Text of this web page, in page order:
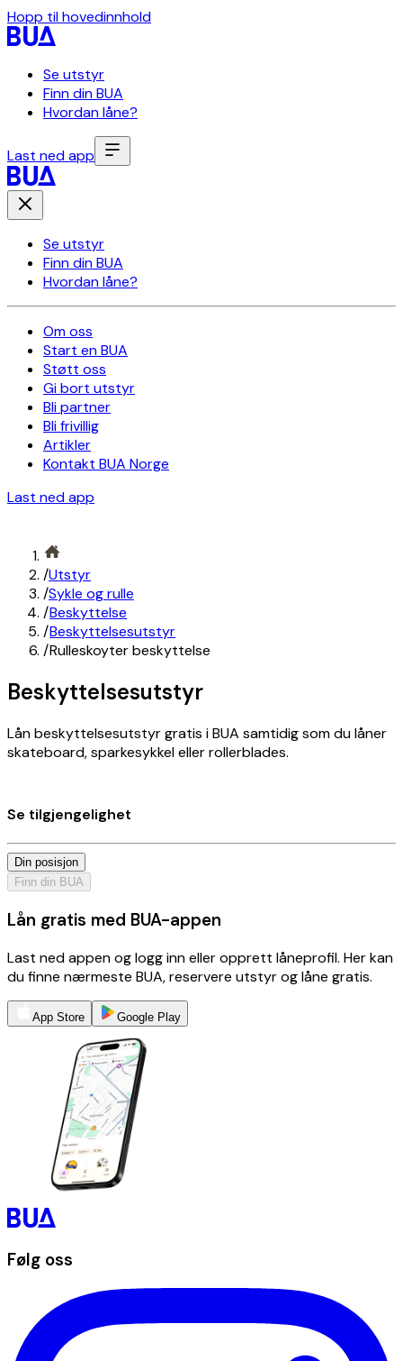
Hopp til hovedinnhold
Se utstyr
Finn din BUA
Hvordan låne?
Last ned app
Se utstyr
Finn din BUA
Hvordan låne?
Om oss
Start en BUA
Støtt oss
Gi bort utstyr
Bli partner
Bli frivillig
Artikler
Kontakt BUA Norge
Last ned app
/Utstyr
/Sykle og rulle
/Beskyttelse
/Beskyttelsesutstyr
/Rulleskoyter beskyttelse
Beskyttelsesutstyr
Lån beskyttelsesutstyr gratis i BUA samtidig som du låner
skateboard, sparkesykkel eller rollerblades.
Se tilgjengelighet
Din posisjon
Finn din BUA
Lån gratis med BUA-appen
Last ned appen og logg inn eller opprett låneprofil. Her kan
du finne nærmeste BUA, reservere utstyr og låne gratis.
App Store Google Play
Følg oss